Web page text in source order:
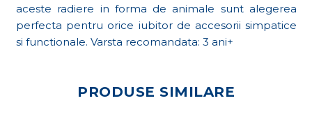
aceste radiere in forma de animale sunt alegerea
perfecta pentru orice iubitor de accesorii simpatice
si functionale. Varsta recomandata: 3 ani+
PRODUSE SIMILARE